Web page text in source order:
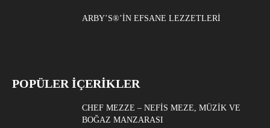
ARBY’S®’IN EFSANE LEZZETLERI
POPÜLER İÇERİKLER
CHEF MEZZE – NEFIS MEZE, MÜZIK VE
BOĞAZ MANZARASI